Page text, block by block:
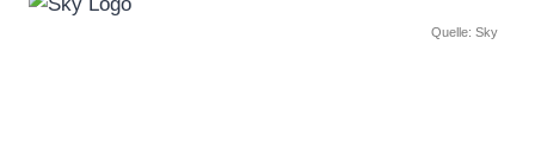
Quelle: Sky